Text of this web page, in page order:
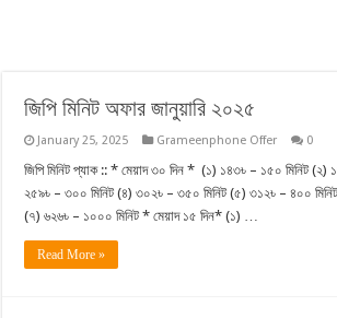
জিপি মিনিট অফার জানুয়ারি ২০২৫
January 25, 2025 Grameenphone Offer 0
জিপি মিনিট প্যাক :: * মেয়াদ ৩০ দিন * (১) ১৪৩৳ – ১৫০ মিনিট (২)
২৫৯৳ – ৩০০ মিনিট (৪) ৩০২৳ – ৩৫০ মিনিট (৫) ৩১২৳ – ৪০০
(৭) ৬২৬৳ – ১০০০ মিনিট * মেয়াদ ১৫ দিন* (১) …
Read More »